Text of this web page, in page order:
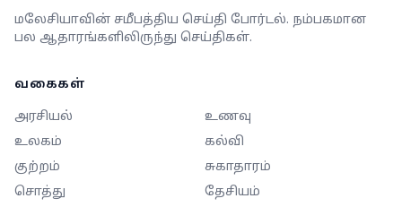
மலேசியாவின் சமீபத்திய செய்தி போர்டல். நம்பகமான
பல ஆதாரங்களிலிருந்து செய்திகள்.
வகைகள்
அரசியல்
உணவு
உலகம்
கல்வி
குற்றம்
சுகாதாரம்
சொத்து
தேசியம்